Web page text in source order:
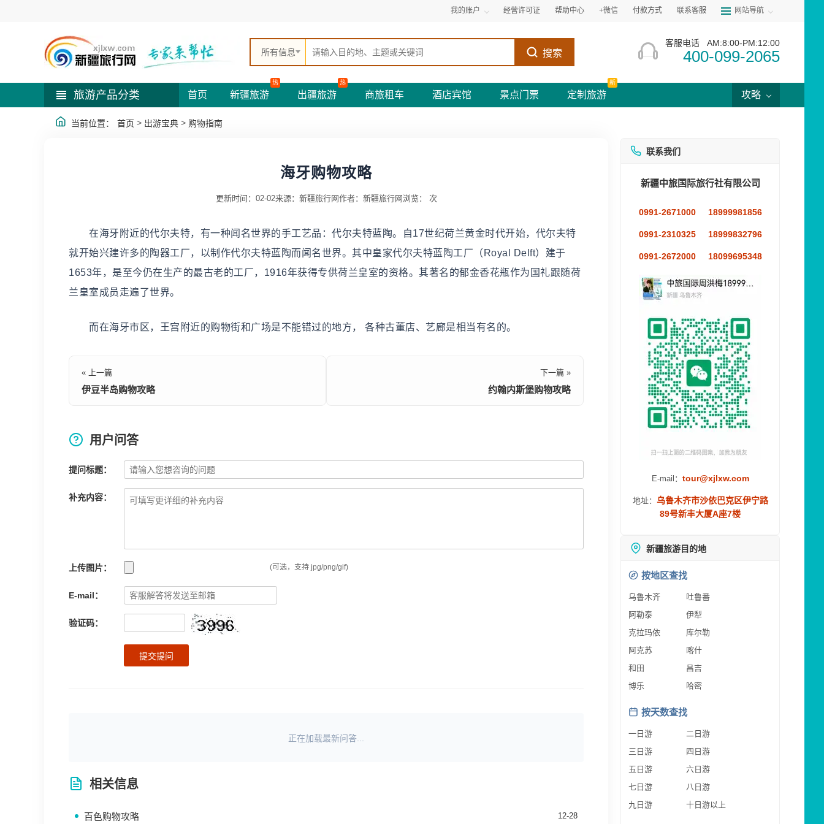
我的账户 经营许可证 帮助中心 +微信 付款方式 联系客服 网站导航
所有信息 搜索
客服电话 AM:8:00-PM:12:00
400-099-2065
旅游产品分类 首页 新疆旅游
热
出疆旅游
热
商旅租车 酒店宾馆 景点门票 定制旅游
新
攻略
当前位置： 首页 > 出游宝典 > 购物指南
海牙购物攻略
更新时间：02-02来源：新疆旅行网作者：新疆旅行网浏览： 次
在海牙附近的代尔夫特，有一种闻名世界的手工艺品：代尔夫特蓝陶。自17世纪荷兰黄金时代开始，代尔夫特
就开始兴建许多的陶器工厂，以制作代尔夫特蓝陶而闻名世界。其中皇家代尔夫特蓝陶工厂（Royal Delft）建于
1653年，是至今仍在生产的最古老的工厂，1916年获得专供荷兰皇室的资格。其著名的郁金香花瓶作为国礼跟随荷
兰皇室成员走遍了世界。
而在海牙市区，王宫附近的购物街和广场是不能错过的地方， 各种古董店、艺廊是相当有名的。
« 上一篇
伊豆半岛购物攻略
下一篇 »
约翰内斯堡购物攻略
用户问答
提问标题：
补充内容：
上传图片： (可选，支持 jpg/png/gif)
E-mail：
验证码：
提交提问
正在加载最新问答...
相关信息
百色购物攻略 12-28
联系我们
新疆中旅国际旅行社有限公司
0991-2671000 18999981856
0991-2310325 18999832796
0991-2672000 18099695348
E-mail： tour@xjlxw.com
地址： 乌鲁木齐市沙依巴克区伊宁路
89号新丰大厦A座7楼
新疆旅游目的地
按地区查找
乌鲁木齐
吐鲁番
阿勒泰
伊犁
克拉玛依
库尔勒
阿克苏
喀什
和田
昌吉
博乐
哈密
按天数查找
一日游
二日游
三日游
四日游
五日游
六日游
七日游
八日游
九日游
十日游以上